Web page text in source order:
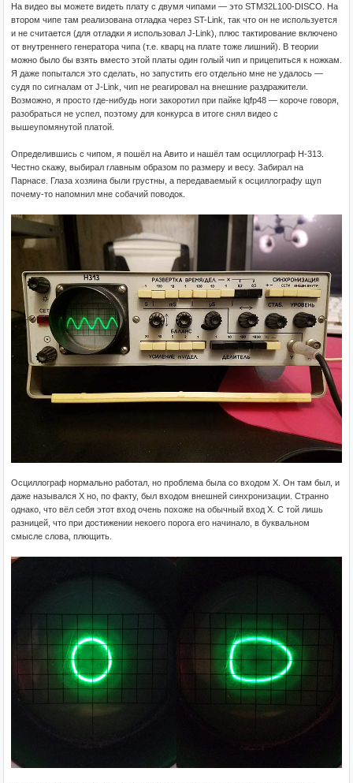
На видео вы можете видеть плату с двумя чипами — это STM32L100-DISCO. На
втором чипе там реализована отладка через ST-Link, так что он не используется
и не считается (для отладки я использовал J-Link), плюс тактирование включено
от внутреннего генератора чипа (т.е. кварц на плате тоже лишний). В теории
можно было бы взять вместо этой платы один голый чип и прицепиться к ножкам.
Я даже попытался это сделать, но запустить его отдельно мне не удалось —
судя по сигналам от J-Link, чип не реагировал на внешние раздражители.
Возможно, я просто где-нибудь ноги закоротил при пайке lqfp48 — короче говоря,
разобраться не успел, поэтому для конкурса в итоге снял видео с
вышеупомянутой платой.
Определившись с чипом, я пошёл на Авито и нашёл там осциллограф Н-313.
Честно скажу, выбирал главным образом по размеру и весу. Забирал на
Парнасе. Глаза хозяина были грустны, а передаваемый к осциллографу щуп
почему-то напомнил мне собачий поводок.
Осциллограф нормально работал, но проблема была со входом X. Он там был, и
даже назывался X но, по факту, был входом внешней синхронизации. Странно
однако, что вёл себя этот вход очень похоже на обычный вход X. С той лишь
разницей, что при достижении некоего порога его начинало, в буквальном
смысле слова, плющить.